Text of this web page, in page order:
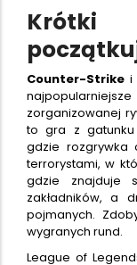
Krótki
Counter-Strike i
zorganizowanej
to gra z gatunku
gdzie rozgrywka
terrorystami, w
gdzie znajduje
zakładników, a
pojmanych.
wygranych rund.
League of